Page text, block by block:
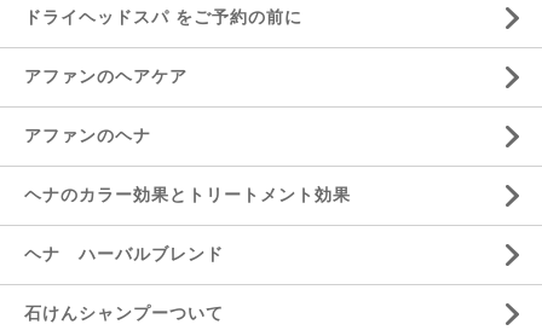
ドライヘッドスパ をご予約の前に
アファンのヘアケア
アファンのヘナ
ヘナのカラー効果とトリートメント効果
ヘナ ハーバルブレンド
石けんシャンプーついて